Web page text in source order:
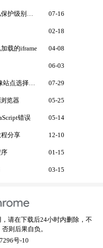
Chrome浏览器设置网页打开时的隐私保护级别下载安全策略配置 07-16
02-18
载的iframe 04-08
06-03
Google Chrome浏览器下载安装包镜像站点选择技巧 07-29
览器 05-25
错误 05-14
分享 12-10
序 01-15
03-15
请在下载后24小时内删除，不
则后果自负。
号-10